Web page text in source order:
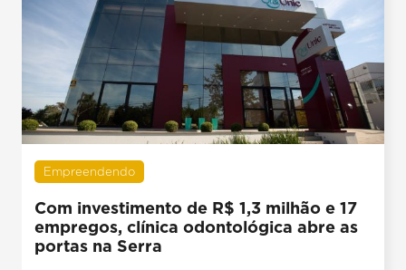
Empreendendo
Com investimento de R$ 1,3 milhão e 17
empregos, clínica odontológica abre as
portas na Serra